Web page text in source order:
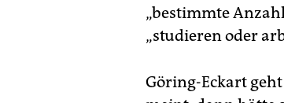
„bestimmte
„studieren oder
Göring-Eckart